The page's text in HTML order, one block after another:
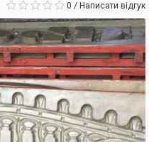
0 / Написати відгук